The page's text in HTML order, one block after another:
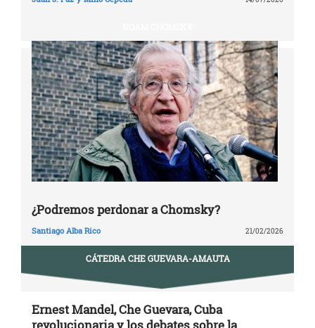
¿Podremos perdonar a Chomsky?
Santiago Alba Rico 21/02/2026
CÁTEDRA CHE GUEVARA-AMAUTA
Ernest Mandel, Che Guevara, Cuba